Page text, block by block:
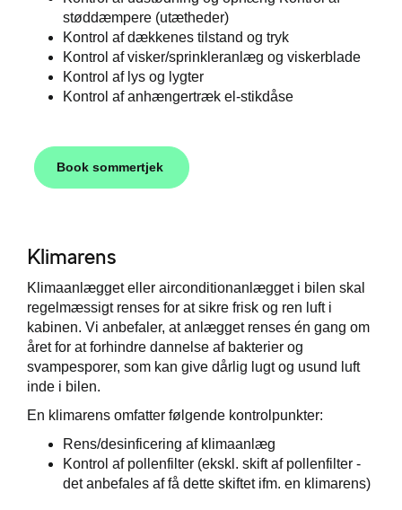
støddæmpere (utætheder)
Kontrol af dækkenes tilstand og tryk
Kontrol af visker/sprinkleranlæg og viskerblade
Kontrol af lys og lygter
Kontrol af anhængertræk el-stikdåse
Book sommertjek
Klimarens
Klimaanlægget eller airconditionanlægget i bilen skal
regelmæssigt renses for at sikre frisk og ren luft i
kabinen. Vi anbefaler, at anlægget renses én gang om
året for at forhindre dannelse af bakterier og
svampesporer, som kan give dårlig lugt og usund luft
inde i bilen.
En klimarens omfatter følgende kontrolpunkter:
Rens/desinficering af klimaanlæg
Kontrol af pollenfilter (ekskl. skift af pollenfilter -
det anbefales af få dette skiftet ifm. en klimarens)